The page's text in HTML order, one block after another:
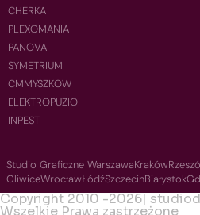
CHERKA
PLEXOMANIA
PANOVA
SYMETRIUM
CMMYSZKOW
ELEKTROPUZIO
INPEST
Studio Graficzne WarszawaKraków
GliwiceWrocławŁódźSzczecinBiałystok
Copyright 2010 -2026|
Wszelkie Prawa zastrzeżone